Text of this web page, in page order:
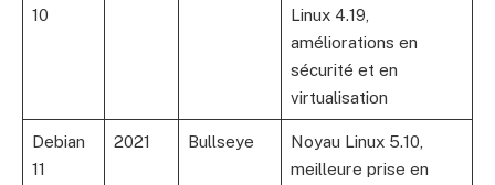
10
Linux 4.19,
améliorations en
sécurité et en
virtualisation
Debian
11
2021 Bullseye
Noyau Linux 5.10,
meilleure prise en